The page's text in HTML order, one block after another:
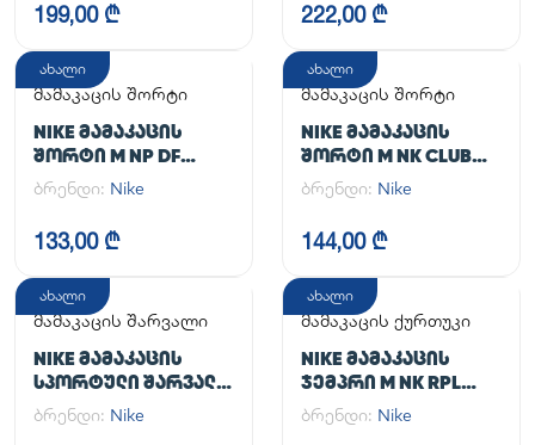
199,00 ₾ 222,00 ₾
ახალი
მამაკაცის შორტი
NIKE ᲛᲐᲛᲐᲙᲐᲪᲘᲡ
ᲨᲝᲠᲢᲘ M NP DF
LONG SHORT
ბრენდი: Nike
133,00 ₾
ახალი
მამაკაცის შორტი
NIKE ᲛᲐᲛᲐᲙᲐᲪᲘᲡ
ᲨᲝᲠᲢᲘ M NK CLUB
FLOW SHORT
ბრენდი: Nike
144,00 ₾
ახალი
მამაკაცის შარვალი
NIKE ᲛᲐᲛᲐᲙᲐᲪᲘᲡ
ᲡᲞᲝᲠᲢᲣᲚᲘ ᲨᲐᲠᲕᲐᲚᲘ
M NK DF UNLIMITED
PANT TPR
ბრენდი: Nike
ახალი
მამაკაცის ქურთუკი
NIKE ᲛᲐᲛᲐᲙᲐᲪᲘᲡ
ᲯᲔᲛᲞᲠᲘ M NK RPL
UNLIMITED JKT
ბრენდი: Nike